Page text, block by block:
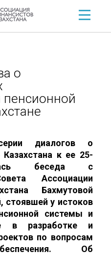
о
пенсионной
диалогов о
Казахстана к ее 25-
беседа с
Ассоциации
Бахмутовой
стоявшей у истоков
системы и
в разработке и
по вопросам
Об